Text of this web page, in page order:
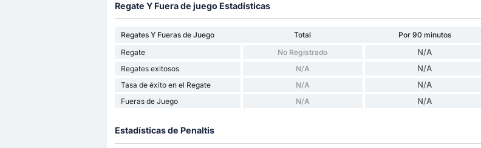
Regate Y Fuera de juego Estadísticas
Regates Y Fueras de Juego Total
Por 90 minutos
Regate
No Registrado N/A
Regates exitosos N/A N/A
Tasa de éxito en el Regate N/A N/A
Fueras de Juego N/A N/A
Estadísticas de Penaltis